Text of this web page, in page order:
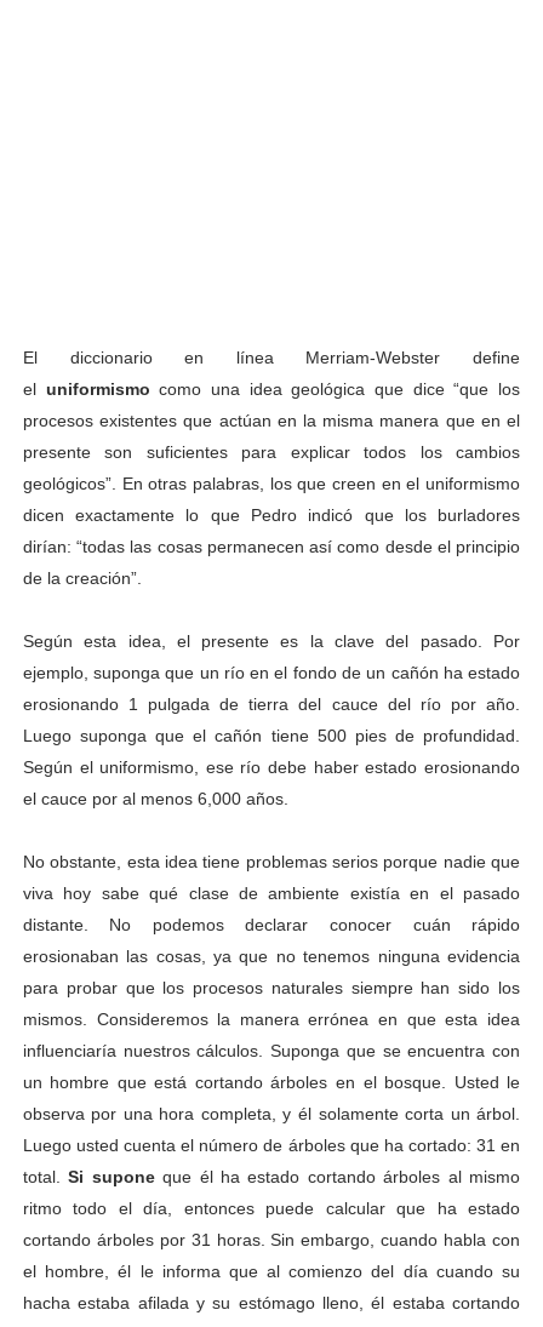
El diccionario en línea Merriam-Webster define
el uniformismocomo una idea geológica que dice “que los
procesos existentes que actúan en la misma manera que en el
presente son suficientes para explicar todos los cambios
geológicos”. En otras palabras, los que creen en el uniformismo
dicen exactamente lo que Pedro indicó que los burladores
dirían: “todas las cosas permanecen así como desde el principio
de la creación”.
Según esta idea, el presente es la clave del pasado. Por
ejemplo, suponga que un río en el fondo de un cañón ha estado
erosionando 1 pulgada de tierra del cauce del río por año.
Luego suponga que el cañón tiene 500 pies de profundidad.
Según el uniformismo, ese río debe haber estado erosionando
el cauce por al menos 6,000 años.
No obstante, esta idea tiene problemas serios porque nadie que
viva hoy sabe qué clase de ambiente existía en el pasado
distante. No podemos declarar conocer cuán rápido
erosionaban las cosas, ya que no tenemos ninguna evidencia
para probar que los procesos naturales siempre han sido los
mismos. Consideremos la manera errónea en que esta idea
influenciaría nuestros cálculos. Suponga que se encuentra con
un hombre que está cortando árboles en el bosque. Usted le
observa por una hora completa, y él solamente corta un árbol.
Luego usted cuenta el número de árboles que ha cortado: 31 en
total.Si suponeque él ha estado cortando árboles al mismo
ritmo todo el día, entonces puede calcular que ha estado
cortando árboles por 31 horas. Sin embargo, cuando habla con
el hombre, él le informa que al comienzo del día cuando su
hacha estaba afilada y su estómago lleno, él estaba cortando